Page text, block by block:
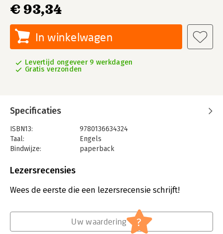
€ 93,34
In winkelwagen
Levertijd ongeveer 9 werkdagen
Gratis verzonden
Specificaties
ISBN13:
9780136634324
Taal:
Engels
Bindwijze:
paperback
Uitgever:
Lezersrecensies
Wees de eerste die een lezersrecensie schrijft!
Uw waardering ?